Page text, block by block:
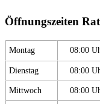
Öffnungszeiten
Montag 08:00
Dienstag 08:00
Mittwoch 08:00